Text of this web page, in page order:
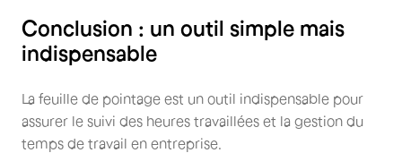
Conclusion : un outil simple mais
indispensable
La feuille de pointage est un outil indispensable pour
assurer le suivi des heures travaillées et la gestion du
temps de travail en entreprise.